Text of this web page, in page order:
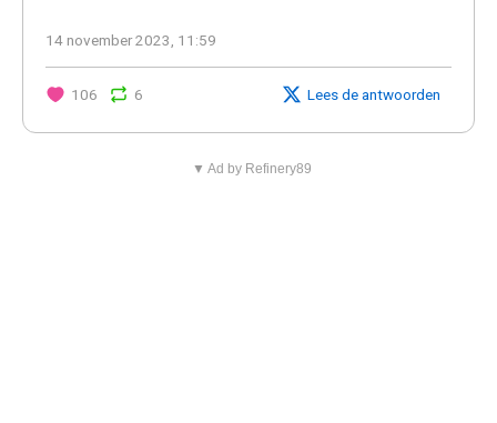
14 november 2023, 11:59
106 6 Lees de antwoorden
▼ Ad by Refinery89